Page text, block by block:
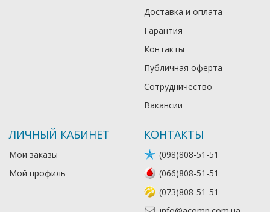
Доставка и оплата
Гарантия
Контакты
Публичная оферта
Сотрудничество
Вакансии
ЛИЧНЫЙ КАБИНЕТ
Мои заказы
Мой профиль
КОНТАКТЫ
(098)808-51-51
(066)808-51-51
(073)808-51-51